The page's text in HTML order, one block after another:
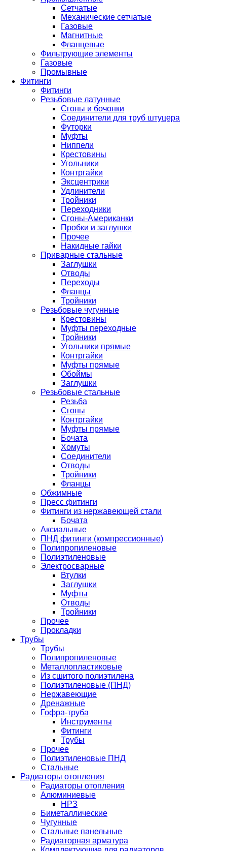
Сетчатые
Механические сетчатые
Газовые
Магнитные
Фланцевые
Фильтрующие элементы
Газовые
Промывные
Фитинги
Фитинги
Резьбовые латунные
Сгоны и бочонки
Соединители для труб штуцера
Футорки
Муфты
Ниппели
Крестовины
Угольники
Контргайки
Эксцентрики
Удлинители
Тройники
Переходники
Сгоны-Американки
Пробки и заглушки
Прочее
Накидные гайки
Приварные стальные
Заглушки
Отводы
Переходы
Фланцы
Тройники
Резьбовые чугунные
Крестовины
Муфты переходные
Тройники
Угольники прямые
Контргайки
Муфты прямые
Обоймы
Заглушки
Резьбовые стальные
Резьба
Сгоны
Контргайки
Муфты прямые
Бочата
Хомуты
Соединители
Отводы
Тройники
Фланцы
Обжимные
Пресс фитинги
Фитинги из нержавеющей стали
Бочата
Аксиальные
ПНД фитинги (компрессионные)
Полипропиленовые
Полиэтиленовые
Электросварные
Втулки
Заглушки
Муфты
Отводы
Тройники
Прочее
Прокладки
Трубы
Трубы
Полипропиленовые
Металлопластиковые
Из сшитого полиэтилена
Полиэтиленовые (ПНД)
Нержавеющие
Дренажные
Гофра-труба
Инструменты
Фитинги
Трубы
Прочее
Полиэтиленовые ПНД
Стальные
Радиаторы отопления
Радиаторы отопления
Алюминиевые
НРЗ
Биметаллические
Чугунные
Стальные панельные
Радиаторная арматура